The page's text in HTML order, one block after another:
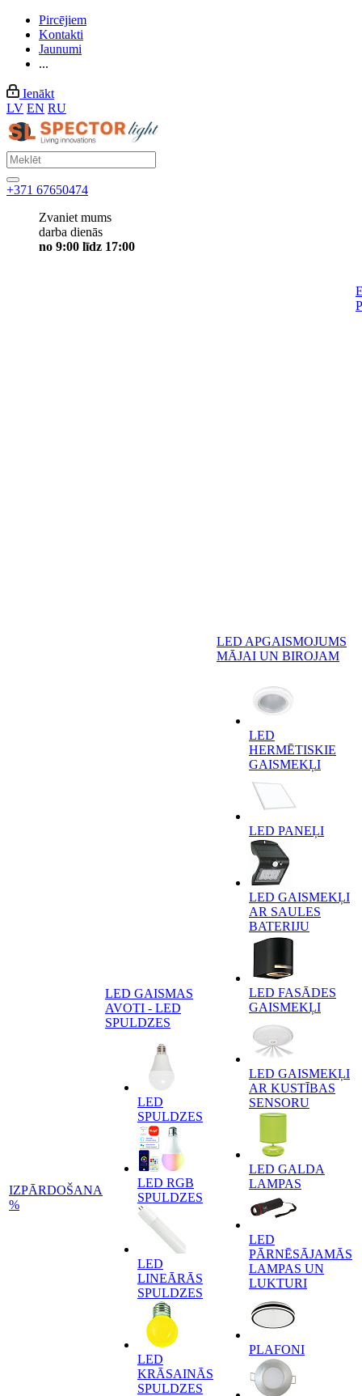
Pircējiem
Kontakti
Jaunumi
...
Ienākt
LV EN RU
+371 67650474
Zvaniet mums
darba dienās
no 9:00 līdz 17:00
IZPĀRDOŠANA
%
LED GAISMAS
AVOTI - LED
SPULDZES
LED
SPULDZES
LED RGB
SPULDZES
LED
LINEĀRĀS
SPULDZES
LED
KRĀSAINĀS
SPULDZES
LED APGAISMOJUMS
MĀJAI UN BIROJAM
LED
HERMĒTISKIE
GAISMEKĻI
LED PANEĻI
LED GAISMEKĻI
AR SAULES
BATERIJU
LED FASĀDES
GAISMEKĻI
LED GAISMEKĻI
AR KUSTĪBAS
SENSORU
LED GALDA
LAMPAS
LED
PĀRNĒSĀJAMĀS
LAMPAS UN
LUKTURI
PLAFONI